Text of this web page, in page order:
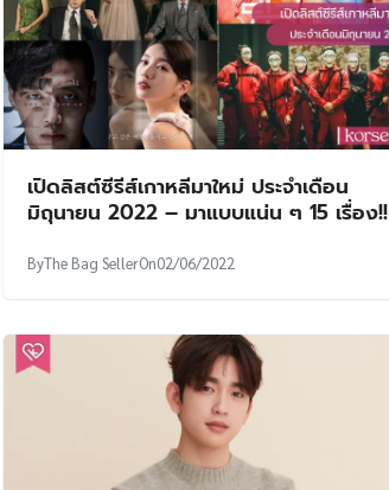
เปิดลิสต์ซีรีส์เกาหลีมาใหม่ ประจำเดือน
มิถุนายน 2022 – มาแบบแน่น ๆ 15 เรื่อง!!
ByThe Bag SellerOn02/06/2022